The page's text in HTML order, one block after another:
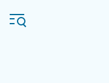
основному